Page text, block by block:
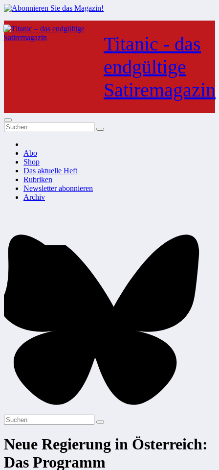
Zum
Inhalt
springen
Titanic - das
endgültige
Satiremagazin
Abo
Shop
Das aktuelle Heft
Rubriken
Newsletter abonnieren
Archiv
Neue Regierung in Österreich:
Das Programm